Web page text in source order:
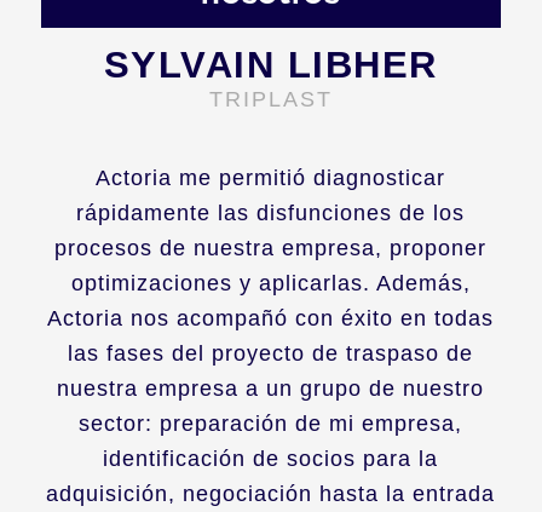
Actoria me permitió diagnosticar
rápidamente las disfunciones de los
procesos de nuestra empresa, proponer
optimizaciones y aplicarlas. Además,
Actoria nos acompañó con éxito en todas
las fases del proyecto de traspaso de
nuestra empresa a un grupo de nuestro
sector: preparación de mi empresa,
identificación de socios para la
adquisición, negociación hasta la entrada
SYLVAIN LIBHER
TRIPLAST